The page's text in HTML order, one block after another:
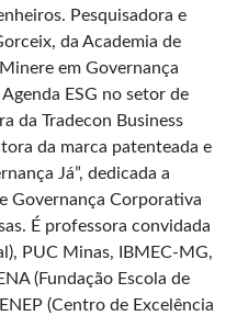
Pesquisadora e
da Academia de
em Governança
ESG no setor de
da Tradecon Business
da marca patenteada e
Já”, dedicada a
Governança Corporativa
É professora convidada
PUC Minas, IBMEC-MG,
(Fundação Escola de
(Centro de Excelência